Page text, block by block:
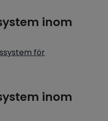
inom
för
inom